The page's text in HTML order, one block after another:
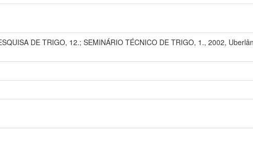
DE TRIGO, 12.; SEMINÁRIO TÉCNICO DE TRIGO, 1., 2002,